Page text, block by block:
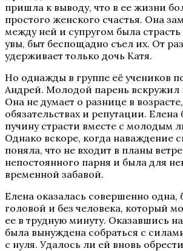
пришла к выводу, что в ее жизни
простого женского счастья. Она
между ней и супругом была
увы, быт беспощадно съел их. От
удерживает только дочь Катя.
Но однажды в группе её учеников
Андрей. Молодой парень вскружил
Она не думает о разнице в
обязательствах и репутации. Елена
пучину страсти вместе с молодым
Однако вскоре, когда наваждение
поняла, что не входит в планы
непостоянного парня и была для
временной забавой.
Елена оказалась совершенно одна,
головой и без человека, который
ее в трудную минуту. Оказавшись
была вынуждена собраться с
с нуля. Удалось ли ей вновь